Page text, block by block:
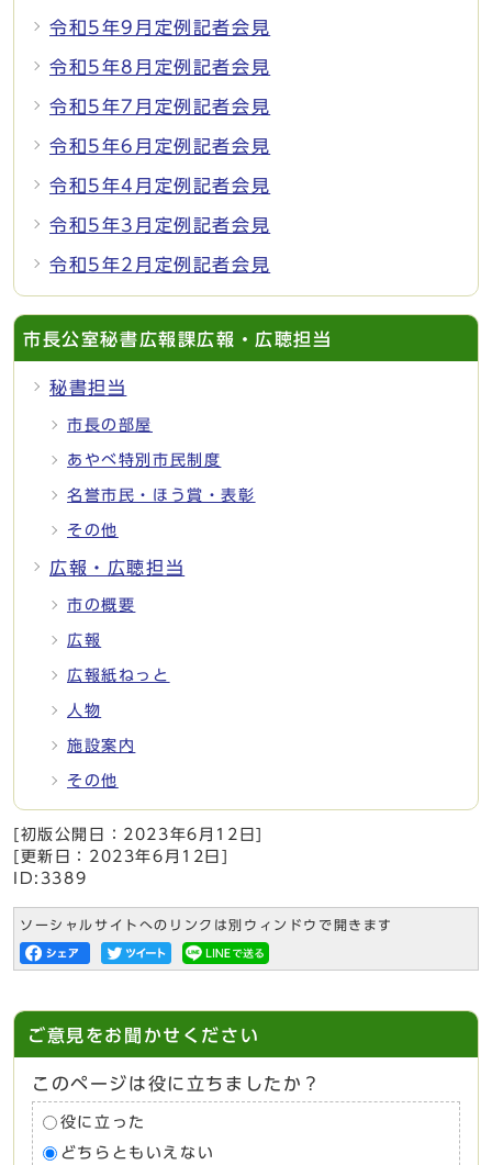
令和5年9月定例記者会見
令和5年8月定例記者会見
令和5年7月定例記者会見
令和5年6月定例記者会見
令和5年4月定例記者会見
令和5年3月定例記者会見
令和5年2月定例記者会見
市長公室秘書広報課広報・広聴担当
秘書担当
市長の部屋
あやべ特別市民制度
名誉市民・ほう賞・表彰
その他
広報・広聴担当
市の概要
広報
広報紙ねっと
人物
施設案内
その他
[初版公開日： 2023年6月12日
[更新日： 2023年6月12日
ID:3389
ソーシャルサイトへのリンクは別ウィンドウで開きます
ご意見をお聞かせください
このページは役に立ちましたか？
役に立った
どちらともいえない